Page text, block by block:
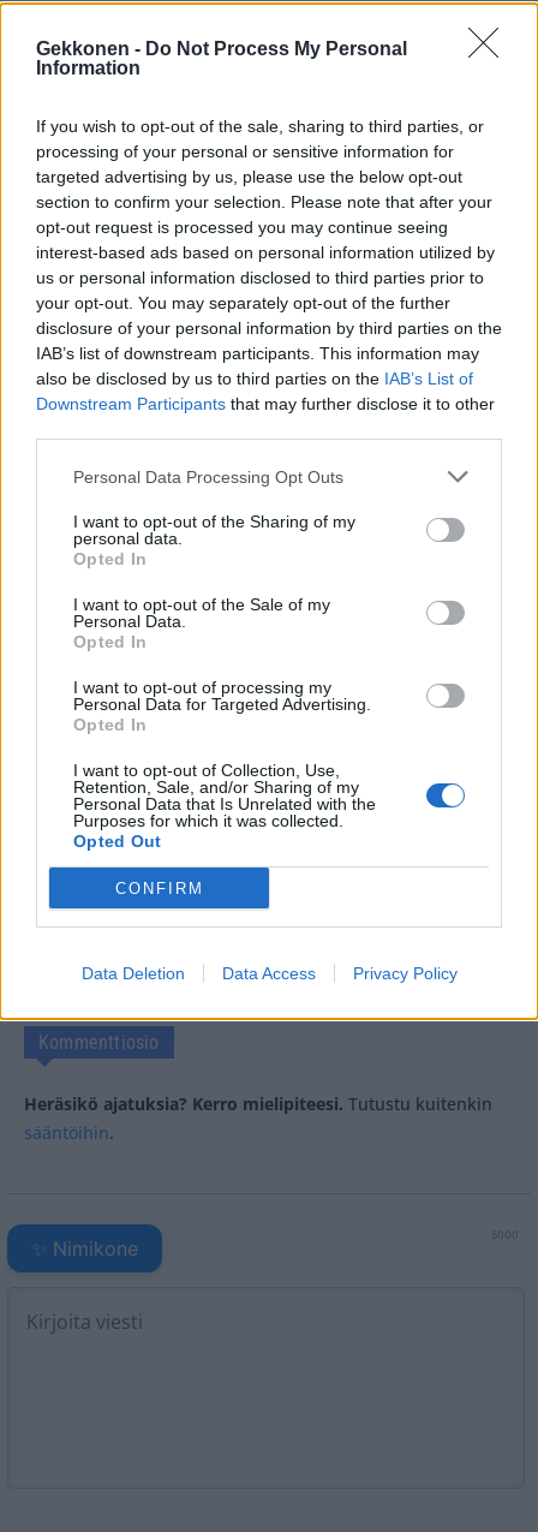
Gekkonen - Do Not Process My Personal
Information
If you wish to opt-out of the sale, sharing to third parties, or
processing of your personal or sensitive information for
targeted advertising by us, please use the below opt-out
section to confirm your selection. Please note that after your
opt-out request is processed you may continue seeing
interest-based ads based on personal information utilized by
us or personal information disclosed to third parties prior to
your opt-out. You may separately opt-out of the further
disclosure of your personal information by third parties on the
IAB’s list of downstream participants. This information may
also be disclosed by us to third parties on the IAB’s List of
Downstream Participants that may further disclose it to other
Personal Data Processing Opt Outs
I want to opt-out of the Sharing of my
personal data.
Opted In
I want to opt-out of the Sale of my
Personal Data.
Opted In
I want to opt-out of processing my
Personal Data for Targeted Advertising.
Opted In
I want to opt-out of Collection, Use,
Retention, Sale, and/or Sharing of my
Personal Data that Is Unrelated with the
Purposes for which it was collected.
Opted Out
CONFIRM
Data Deletion Data Access Privacy Policy
Lue myös:
Arman Alizad jakoi rakkaudentäyteisen
päivityksen kihlatustaan
Video on kerännyt Tiktokissa runsaasti huvittuneita
kommentteja. Moni seuraaja kiittelee Alizadin
suorasanaista purkausta.
– Aina ku Armania vituttaa niin tulee hyvää kontsaa, eräs
käyttäjä kommentoi.
– Ai hitto tää oli hyvä, toinen nauraa.
– Hyvä se on puhdistaa ilmaa kertomalla, että vituttaa!,
– Hyvä Arman, eräs seuraaja tiivistää.
vasemmistolle Iranin tilanteesta: ”Olitte turpa kiinni 47
vuotta, pitäkää se nytkin kiinni”
Seuraa Gekkosta Instagramissa
Ruokavaikuttaja
Somevaikuttaja
Kommenttiosio
Heräsikö ajatuksia? Kerro mielipiteesi. Tutustu kuitenkin
sääntöihin.
5000
✨ Nimikone